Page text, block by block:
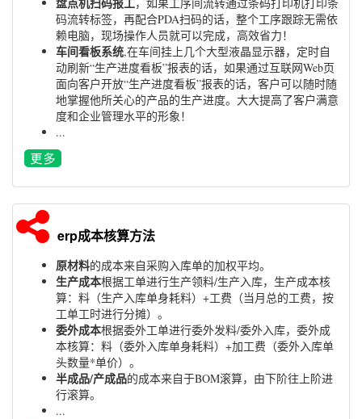
码流转标签，再配合PDA扫码的话，整个工序跟踪无需依
赖电脑，现场操作人员就可以完成，高效省力！
车间看板系统,在车间挂上几个大型液晶显示器，定时自
动刷新“生产进度看板”报表的话，如果通过互联网Web页
面向客户开放“生产进度看板”报表的话，客户可以随时随
地掌握他所关心的产品的生产进度。大大提高了客户满意
度和企业管理水平的形象！
...
erp成本核算方法
原材料的成本来自采购入库单的加权平均。
生产成本根据工单进行生产领料/生产入库，生产成本核
算：料（生产入库单身耗料）+工费（当月总的工费，按
工单工时进行分摊）。
委外成本根据委外工单进行委外发料/委外入库，委外成
本核算：料（委外入库单身耗料）+加工费（委外入库单
头数量*单价）。
半成品/产成品的成本来自于BOM滚算，由下阶往上阶进
行滚算。
...